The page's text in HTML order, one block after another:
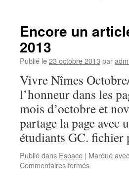
Encore un
2013
Publié le23 octobre 2013 par
Vivre Nîmes
l’honneur dans les
mois d’octobre et
partage la page avec
étudiants GC.
Publié dans Espace | Marqué avec
Commentaires ferméssur